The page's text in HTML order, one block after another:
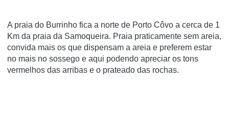
A praia do Burrinho fica a norte de Porto Côvo a cerca de 1
Km da praia da Samoqueira. Praia praticamente sem areia,
convida mais os que dispensam a areia e preferem estar
no mais no sossego e aqui podendo apreciar os tons
vermelhos das arribas e o prateado das rochas.